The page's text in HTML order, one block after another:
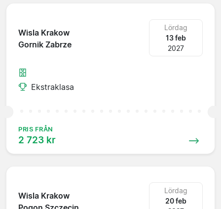
Wisla Krakow
Gornik Zabrze
Lördag
13 feb
2027
Ekstraklasa
PRIS FRÅN
2 723 kr
Wisla Krakow
Lördag
20 feb